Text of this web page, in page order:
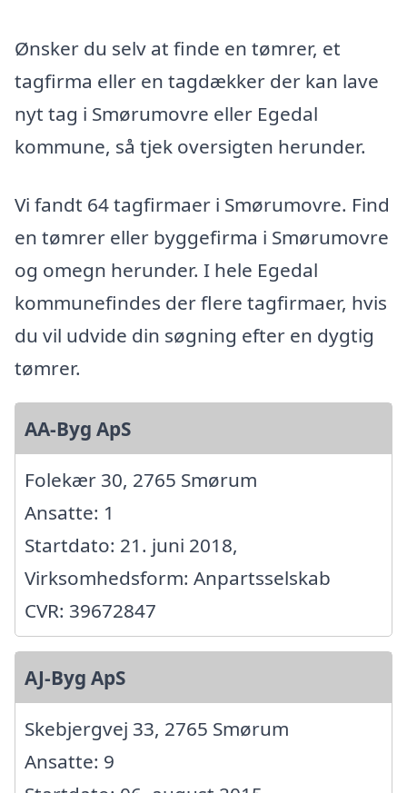
Ønsker du selv at finde en tømrer, et
tagfirma eller en tagdækker der kan lave
nyt tag i Smørumovre eller Egedal
kommune, så tjek oversigten herunder.
Vi fandt 64 tagfirmaer i Smørumovre. Find
en tømrer eller byggefirma i Smørumovre
og omegn herunder. I hele Egedal
kommunefindes der flere tagfirmaer, hvis
du vil udvide din søgning efter en dygtig
tømrer.
AA-Byg ApS
Folekær 30, 2765 Smørum
Ansatte: 1
Startdato: 21. juni 2018,
Virksomhedsform: Anpartsselskab
CVR: 39672847
AJ-Byg ApS
Skebjergvej 33, 2765 Smørum
Ansatte: 9